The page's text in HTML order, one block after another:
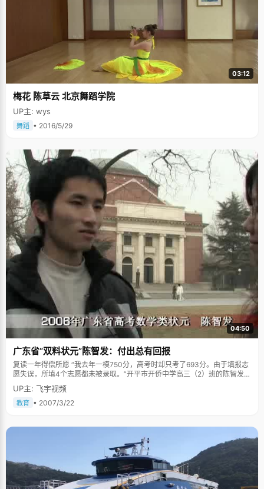
03:12
梅花 陈草云 北京舞蹈学院
UP主: wys
舞蹈 • 2016/5/29
04:50
广东省“双料状元”陈智发：付出总有回报
复读一年得偿所愿 “我去年一模750分，高考时却只考了693分。由于填报志
愿失误，所填4个志愿都未被录取。”开平市开侨中学高三（2）班的陈智发去
年高考失手，他从恩平一中转到开平市开侨中学继续复读，在今年拿了数学
900分和总分900分两个状元。 “陈智发的优点在于他能很好地与老师沟通，
认真听取老师的意见，很好地完成老师为他个人制定的教学计划。具有很好
是我今年数学高考能拿状元的原因之一。”陈智发说。
UP主: 飞宇视频
教育 • 2007/3/22